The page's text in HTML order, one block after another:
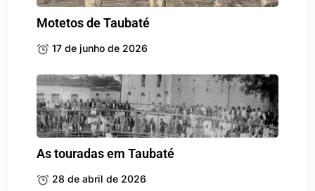
Motetos de Taubaté
17 de junho de 2026
As touradas em Taubaté
28 de abril de 2026